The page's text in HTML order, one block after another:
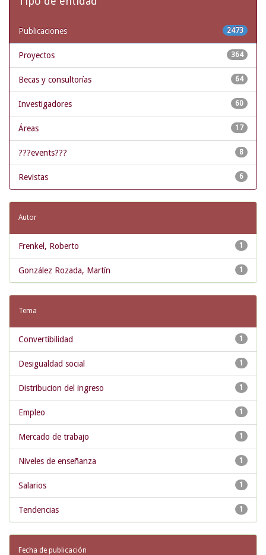
2473
Publicaciones
364
Proyectos
64
Becas y consultorías
60
Investigadores
17
Áreas
8
???events???
6
Revistas
Autor
1
Frenkel, Roberto
1
González Rozada, Martín
Tema
1
Convertibilidad
1
Desigualdad social
1
Distribucion del ingreso
1
Empleo
1
Mercado de trabajo
1
Niveles de enseñanza
1
Salarios
1
Tendencias
Fecha de publicación